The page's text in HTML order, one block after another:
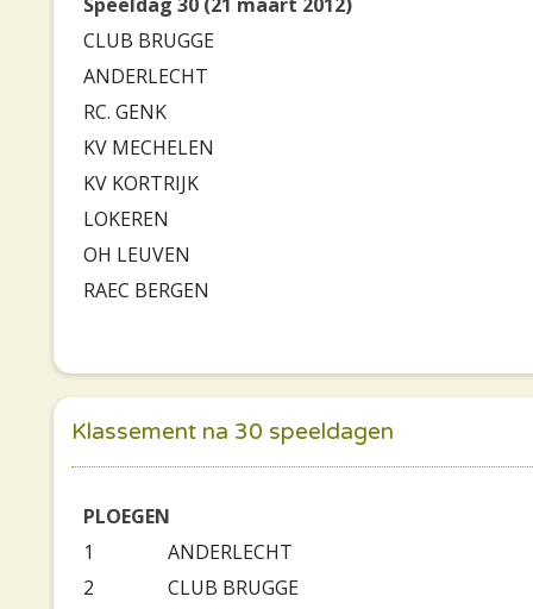
CLUB BRUGGE
ANDERLECHT
RC. GENK
KV MECHELEN
KV KORTRIJK
LOKEREN
OH LEUVEN
RAEC BERGEN
Klassement na 30 speeldagen
PLOEGEN
1
ANDERLECHT
2
CLUB BRUGGE